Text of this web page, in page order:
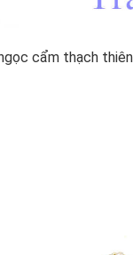
cẩm thạch